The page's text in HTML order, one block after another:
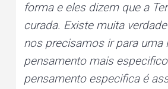
forma e eles dizem que a
curada. Existe muita
nos precisamos ir para uma
pensamento mais
pensamento especifica é